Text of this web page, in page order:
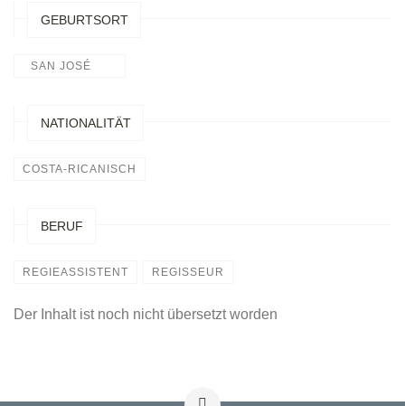
GEBURTSORT
SAN JOSÉ
NATIONALITÄT
COSTA-RICANISCH
BERUF
REGIEASSISTENT REGISSEUR
Der Inhalt ist noch nicht übersetzt worden